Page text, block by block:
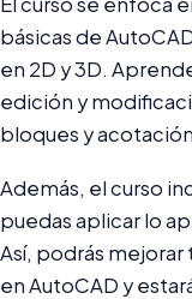
básicas de
en 2D y 3D.
edición y
bloques y
Además, el curso
puedas aplicar lo
Así, podrás
en AutoCAD y